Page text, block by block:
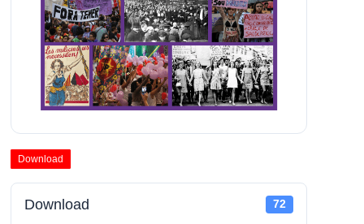
Download
Download 72